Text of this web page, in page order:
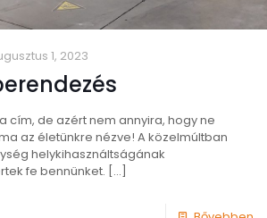
1, 2023
cím, de azért nem annyira, hogy ne
az életünkre nézve! A közelmúltban
helykihasználtságának
fe bennünket. […]